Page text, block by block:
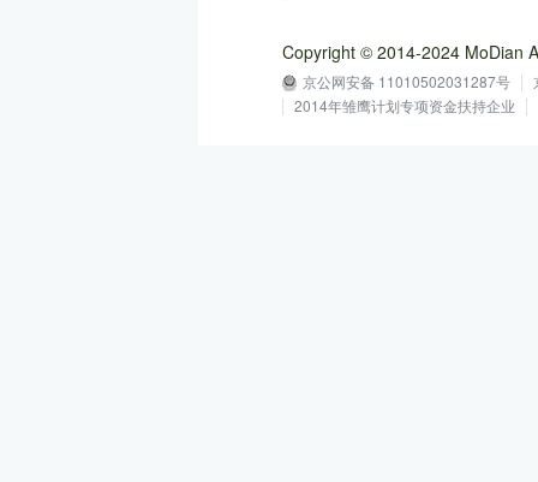
Copyright © 2014-2024 MoDian
京公网安备 11010502031287号
2014年雏鹰计划专项资金扶持企业